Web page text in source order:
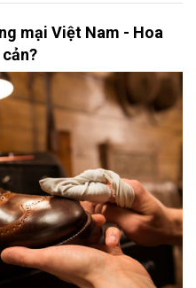
mại Việt Nam - Hoa